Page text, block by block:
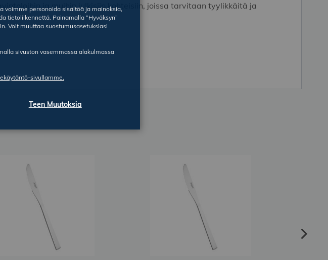
ja muihin julkisiin kohteisiin, joissa tarvitaan tyylikkäitä ja
voimme personoida sisältöä ja mainoksia,
tietoliikennettä. Painamalla ”Hyväksyn”
Voit muuttaa suostumusasetuksiasi
sivuston vasemmassa alakulmassa
sivullamme.
Teen Muutoksia